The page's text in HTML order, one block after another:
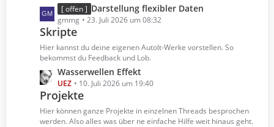
ä
g
e
L
e
t
z
t
e
B
e
i
t
[ offen ] Darstellung flexibler Daten
gmmg 23. Juli 2026 um 08:32
Skripte
Hier kannst du deine eigenen AutoIt-Werke vorstellen. So
bekommst du Feedback und Lob.
L
e
t
z
t
Wasserwellen Effekt
UEZ 10. Juli 2026 um 19:40
Projekte
Hier können ganze Projekte in einzelnen Threads besprochen
werden. Also alles was über ne einfache Hilfe weit hinaus geht.